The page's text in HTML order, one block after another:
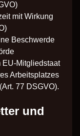
mit Wirkung
Beschwerde
Mitgliedstaat
Arbeitsplatzes
77 DSGVO).
und